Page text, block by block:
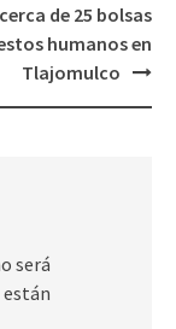
de 25 bolsas
humanos en
Tlajomulco
será